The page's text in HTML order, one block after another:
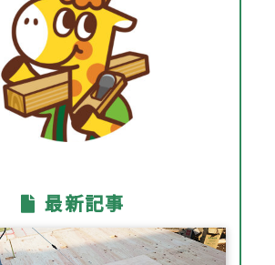
最新記事